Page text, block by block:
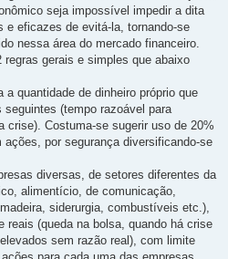
seja impossível impedir a dita
e eficazes de evitá-la, tornando-se
nessa área do mercado financeiro.
gerais e simples que abaixo
quantidade de dinheiro próprio que
(tempo razoável para
crise). Costuma-se sugerir uso de 20%
por segurança diversificando-se
diversas, de setores diferentes da
alimentício, de comunicação,
siderurgia, combustíveis etc.),
reais (queda na bolsa, quando há crise
sem razão real), com limite